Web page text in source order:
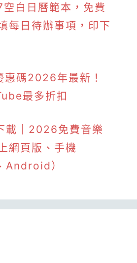
白日曆範本，免費
每日待辦事項，印下
碼2026年最新！
最多折扣
｜2026免費音樂
網頁版、手機
Android）